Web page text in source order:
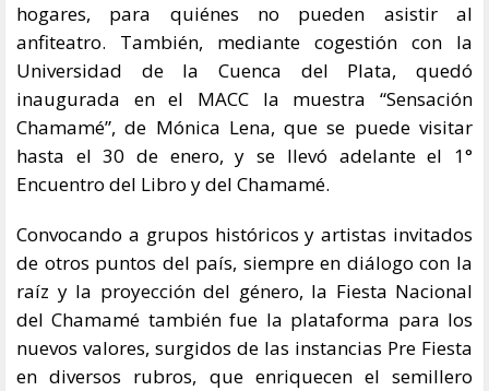
hogares, para quiénes no pueden asistir al
anfiteatro. También, mediante cogestión con la
Universidad de la Cuenca del Plata, quedó
inaugurada en el MACC la muestra “Sensación
Chamamé”, de Mónica Lena, que se puede visitar
hasta el 30 de enero, y se llevó adelante el 1°
Encuentro del Libro y del Chamamé.
Convocando a grupos históricos y artistas invitados
de otros puntos del país, siempre en diálogo con la
raíz y la proyección del género, la Fiesta Nacional
del Chamamé también fue la plataforma para los
nuevos valores, surgidos de las instancias Pre Fiesta
en diversos rubros, que enriquecen el semillero